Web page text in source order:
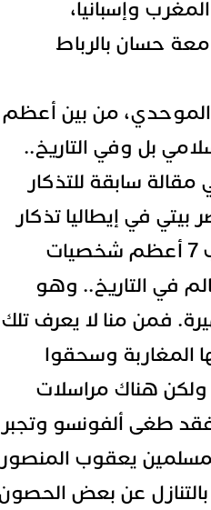
وإسبانيا،
حسان بالرباط
من بين أعظم
بل وفي التاريخ..
سابقة للتذكار
في إيطاليا تذكار
بجانب 7 أعظم شخصيات
في التاريخ.. وهو
فمن منا لا يعرف تلك
المغاربة وسحقوا
هناك مراسلات
طغى ألفونسو وتجبر
يعقوب المنصور
عن بعض الحصون